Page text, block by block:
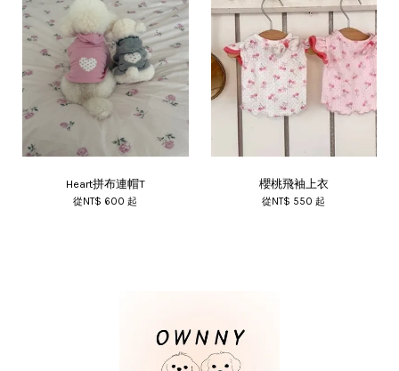
Heart拼布連帽T
從NT$ 600起
櫻桃飛袖上衣
從NT$ 550起